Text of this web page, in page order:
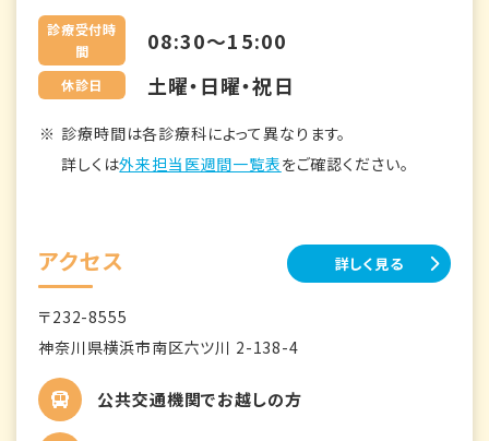
診療受付時
間
08:30～15:00
休診日 土曜・日曜・祝日
診療時間は各診療科によって異なります。
詳しくは外来担当医週間一覧表をご確認ください。
アクセス 詳しく見る
〒232-8555
神奈川県横浜市南区六ツ川 2-138-4
公共交通機関でお越しの方